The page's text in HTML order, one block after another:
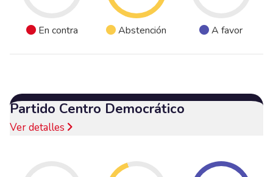
En contra Abstención A favor
Partido Centro Democrático
Ver detalles